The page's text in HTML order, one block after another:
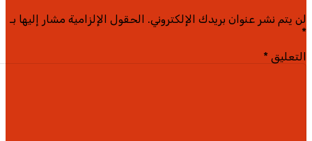
يتم نشر عنوان بريدك الإلكتروني. الحقول الإلزامية مشار إليها بـ
*